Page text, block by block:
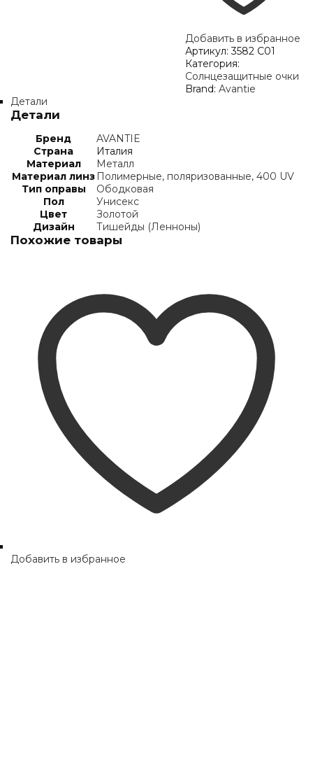
Добавить в избранное
Артикул:3582 С01
Категория:
Солнцезащитные очки
Brand: Avantie
Детали
Детали
Бренд
AVANTIE
Страна
Италия
Материал
Металл
Материал линз Полимерные, поляризованные, 400 UV
Тип оправы
Ободковая
Пол
Унисекс
Цвет
Золотой
Дизайн
Тишейды (Ленноны)
Похожие товары
Добавить в избранное